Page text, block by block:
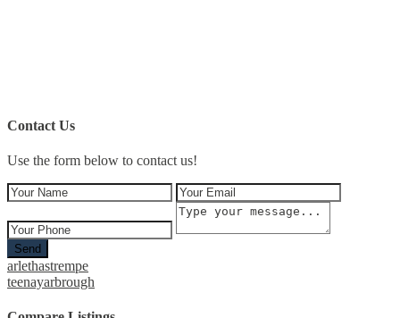
Contact Us
Use the form below to contact us!
Send
arlethastrempe
teenayarbrough